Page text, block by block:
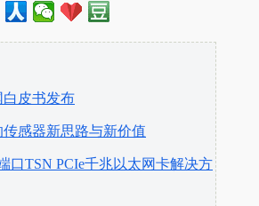
皮书发布
感器新思路与新价值
口TSN PCIe千兆以太网卡解决方